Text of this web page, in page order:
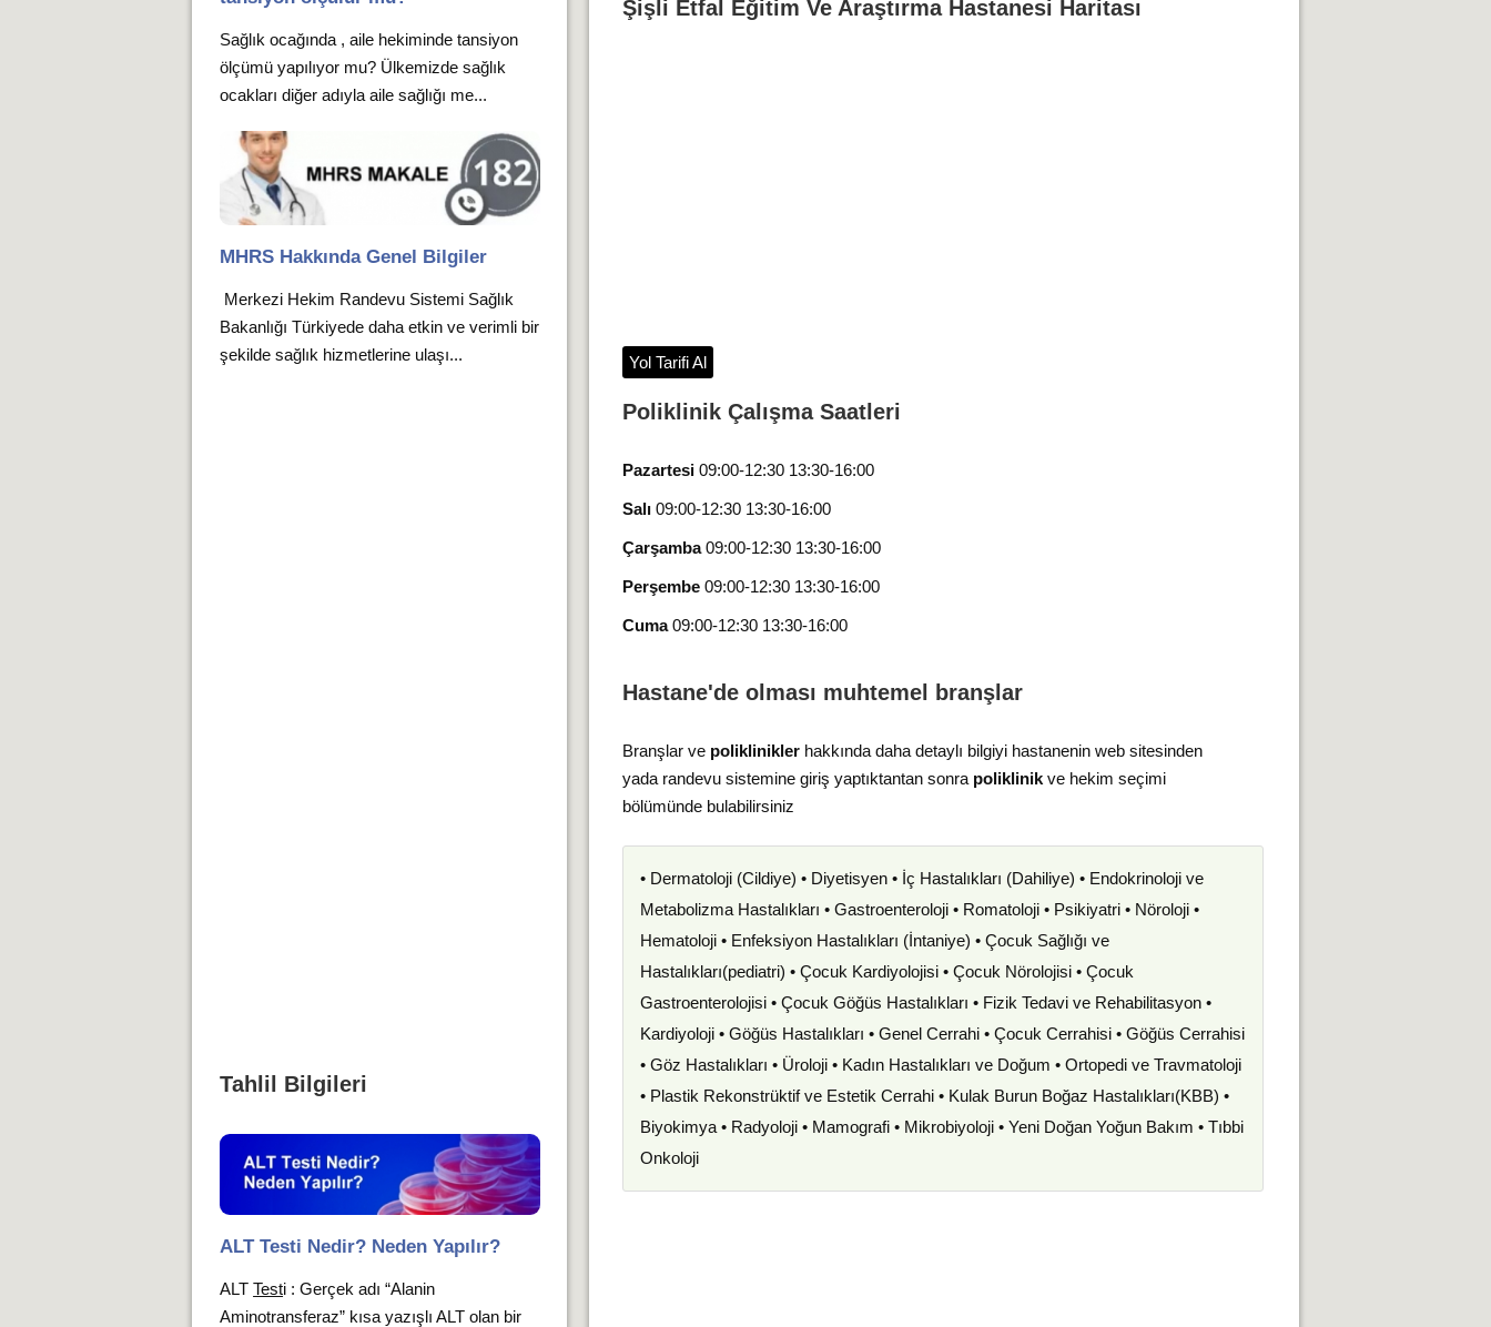
Şişli Etfal Eğitim Ve Araştırma Hastanesi Haritası
Yol Tarifi Al
Poliklinik Çalışma Saatleri
Pazartesi09:00-12:30 13:30-16:00
Salı09:00-12:30 13:30-16:00
Çarşamba09:00-12:30 13:30-16:00
Perşembe09:00-12:30 13:30-16:00
Cuma09:00-12:30 13:30-16:00
Hastane'de olması muhtemel branşlar
Branşlar ve polikliniklerhakkında daha detaylı bilgiyi hastanenin web sitesinden
yada randevu sistemine giriş yaptıktantan sonra poliklinikve hekim seçimi
bölümünde bulabilirsiniz
• Dermatoloji (Cildiye) • Diyetisyen • İç Hastalıkları (Dahiliye) • Endokrinoloji ve
Metabolizma Hastalıkları • Gastroenteroloji • Romatoloji • Psikiyatri • Nöroloji •
Hematoloji • Enfeksiyon Hastalıkları (İntaniye) • Çocuk Sağlığı ve
Hastalıkları(pediatri) • Çocuk Kardiyolojisi • Çocuk Nörolojisi • Çocuk
Gastroenterolojisi • Çocuk Göğüs Hastalıkları • Fizik Tedavi ve Rehabilitasyon •
Kardiyoloji • Göğüs Hastalıkları • Genel Cerrahi • Çocuk Cerrahisi • Göğüs Cerrahisi
• Göz Hastalıkları • Üroloji • Kadın Hastalıkları ve Doğum • Ortopedi ve Travmatoloji
• Plastik Rekonstrüktif ve Estetik Cerrahi • Kulak Burun Boğaz Hastalıkları(KBB) •
Biyokimya • Radyoloji • Mamografi • Mikrobiyoloji • Yeni Doğan Yoğun Bakım • Tıbbi
Onkoloji
Sağlık ocağında , aile hekiminde tansiyon
ölçümü yapılıyor mu? Ülkemizde sağlık
ocakları diğer adıyla aile sağlığı me...
MHRS Hakkında Genel Bilgiler
Merkezi Hekim Randevu Sistemi Sağlık
Bakanlığı Türkiyede daha etkin ve verimli bir
şekilde sağlık hizmetlerine ulaşı...
Tahlil Bilgileri
ALT Testi Nedir? Neden Yapılır?
ALTTesti : Gerçek adı “Alanin
Aminotransferaz” kısa yazışlı ALT olan bir